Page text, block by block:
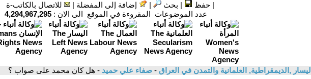
|حفظ | بحث | إضافة إلى المفضلة |
للاتصال بالكاتب-ة
عدد الموضوعات المقروءة في الموقع الى الان : 4,294,967,295
اليسار ,الديمقراطية, العلمانية والتمدن في العراق - صفاء علي حميد - هل كان محمد على صواب ؟